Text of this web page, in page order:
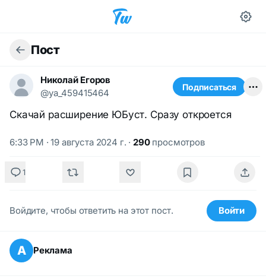
Пост
Николай Егоров
@ya_459415464
Подписаться
Скачай расширение ЮБуст. Сразу откроется
6:33 PM · 19 августа 2024 г. · 290просмотров
1
Войдите, чтобы ответить на этот пост. Войти
А Реклама